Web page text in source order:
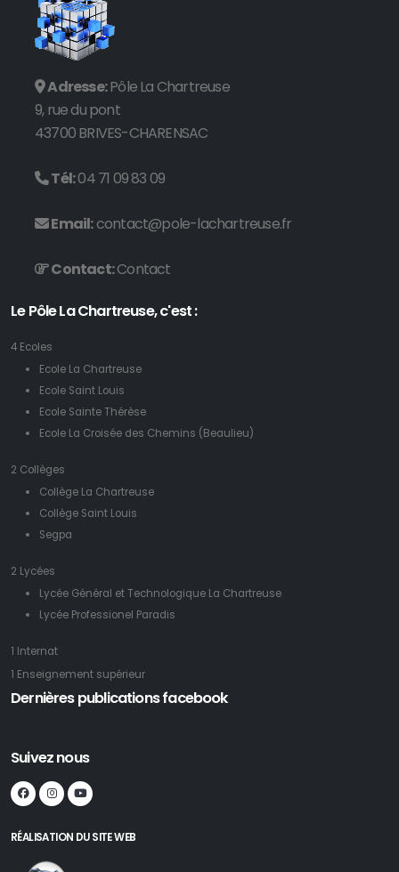
Adresse:Pôle La Chartreuse
9, rue du pont
43700 BRIVES-CHARENSAC
Tél:04 71 09 83 09
Email:contact@pole-lachartreuse.fr
Contact:Contact
Le Pôle La Chartreuse, c'est :
4 Ecoles
Ecole La Chartreuse
Ecole Saint Louis
Ecole Sainte Thérèse
Ecole La Croisée des Chemins (Beaulieu)
2 Collèges
Collège La Chartreuse
Collège Saint Louis
Segpa
2 Lycées
Lycée Général et Technologique La Chartreuse
Lycée Professionel Paradis
1 Internat
1 Enseignement supérieur
Dernières publications facebook
Suivez nous
RÉALISATION DU SITE WEB